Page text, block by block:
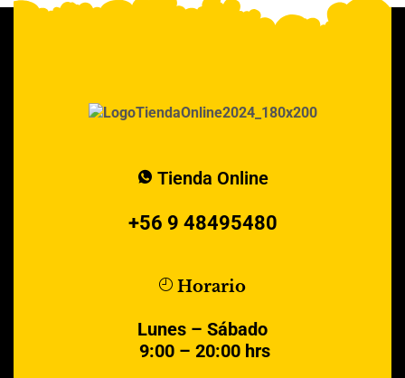
Tienda Online
+56 9 48495480
Horario
Lunes – Sábado
9:00 – 20:00 hrs